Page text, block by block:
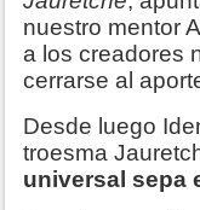
nuestro mentor
a los creadores
cerrarse al
Desde luego
troesma
universal sepa